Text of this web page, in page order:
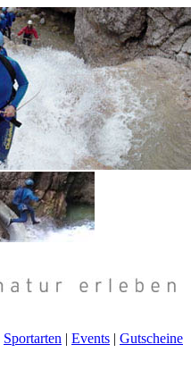
Sportarten | Events | Gutscheine